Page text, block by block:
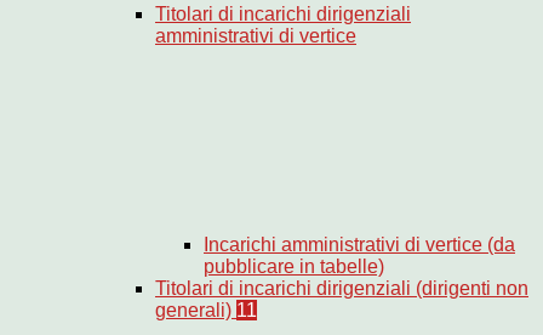
Titolari di incarichi dirigenziali
amministrativi di vertice
Incarichi amministrativi di vertice (da
pubblicare in tabelle)
Titolari di incarichi dirigenziali (dirigenti non
generali) 11